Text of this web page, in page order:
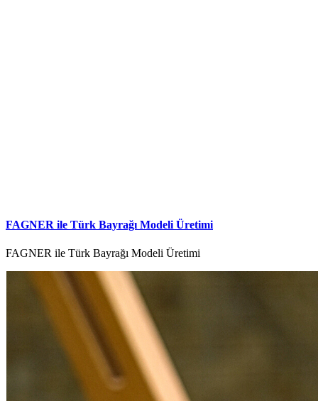
FAGNER ile Türk Bayrağı Modeli Üretimi
FAGNER ile Türk Bayrağı Modeli Üretimi